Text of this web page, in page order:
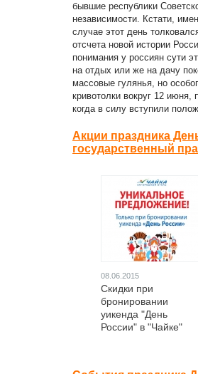
бывшие республики
независимости. Кстати,
случае этот день
отсчета новой истории
понимания у россиян сути
на отдых или же на дачу
массовые гулянья, но
кривотолки вокруг 12
когда в силу вступили
Акции праздника
государственный
08.06.2015
Скидки при
бронировании
уикенда "День
России" в "Чайке"